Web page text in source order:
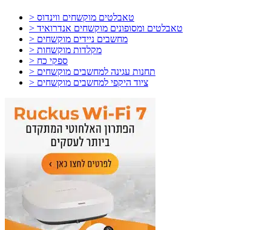
> טאבלטים מוקשחים ווינדוס
> טאבלטים ומסופונים מוקשחים אנדרואיד
> מחשבים ניידים מוקשחים
> מקלדות מוקשחות
> ספקי כח
> תחנות עגינה למחשבים מוקשחים
> ציוד היקפי למחשבים מוקשחים